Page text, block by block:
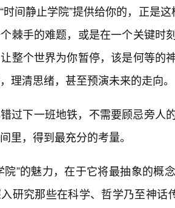
时间静止学院”提供给你的，正是
棘手的难题，或是在一个关键时
整个世界为你暂停，该是何等的
理清思绪，甚至预演未来的走向。
过下一班地铁，不需要顾忌旁人
里，得到最充分的考量。
院”的魅力，在于它将最抽象的概
研究那些在科学、哲学乃至神话